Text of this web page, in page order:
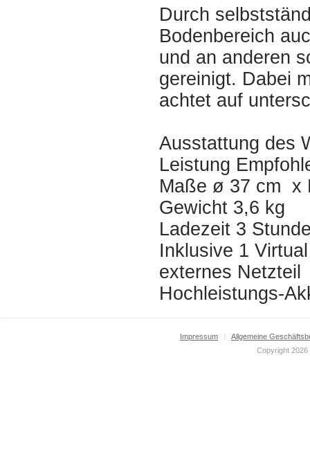
Durch
Bodenbereich
und an anderen
gereinigt. Dabei
achtet auf
Ausstattung des
Leistung
Maße ø 37 cm x
Gewicht 3,6 kg
Ladezeit 3
Inklusive 1
externes Netzteil
Hochleistungs-
Impressum |
Allgemeine
Copyright 2026